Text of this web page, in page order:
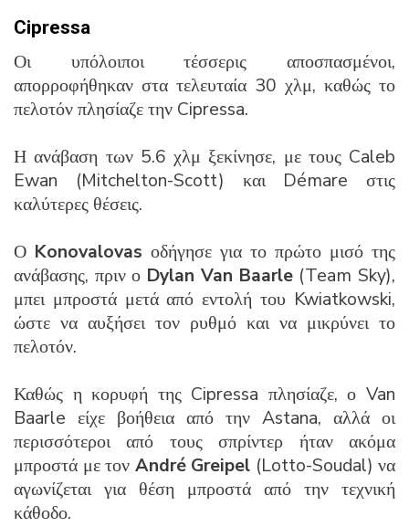
Cipressa
Οι υπόλοιποι τέσσερις αποσπασμένοι,
απορροφήθηκαν στα τελευταία 30 χλμ, καθώς το
πελοτόν πλησίαζε την Cipressa.
Η ανάβαση των 5.6 χλμ ξεκίνησε, με τους Caleb
Ewan (Mitchelton-Scott) και Démare στις
καλύτερες θέσεις.
Ο Konovalovas οδήγησε για το πρώτο μισό της
ανάβασης, πριν ο Dylan Van Baarle(Team Sky),
μπει μπροστά μετά από εντολή του Kwiatkowski,
ώστε να αυξήσει τον ρυθμό και να μικρύνει το
πελοτόν.
Καθώς η κορυφή της Cipressa πλησίαζε, ο Van
Baarle είχε βοήθεια από την Astana, αλλά οι
περισσότεροι από τους σπρίντερ ήταν ακόμα
μπροστά με τον André Greipel (Lotto-Soudal) να
αγωνίζεται για θέση μπροστά από την τεχνική
κάθοδο.